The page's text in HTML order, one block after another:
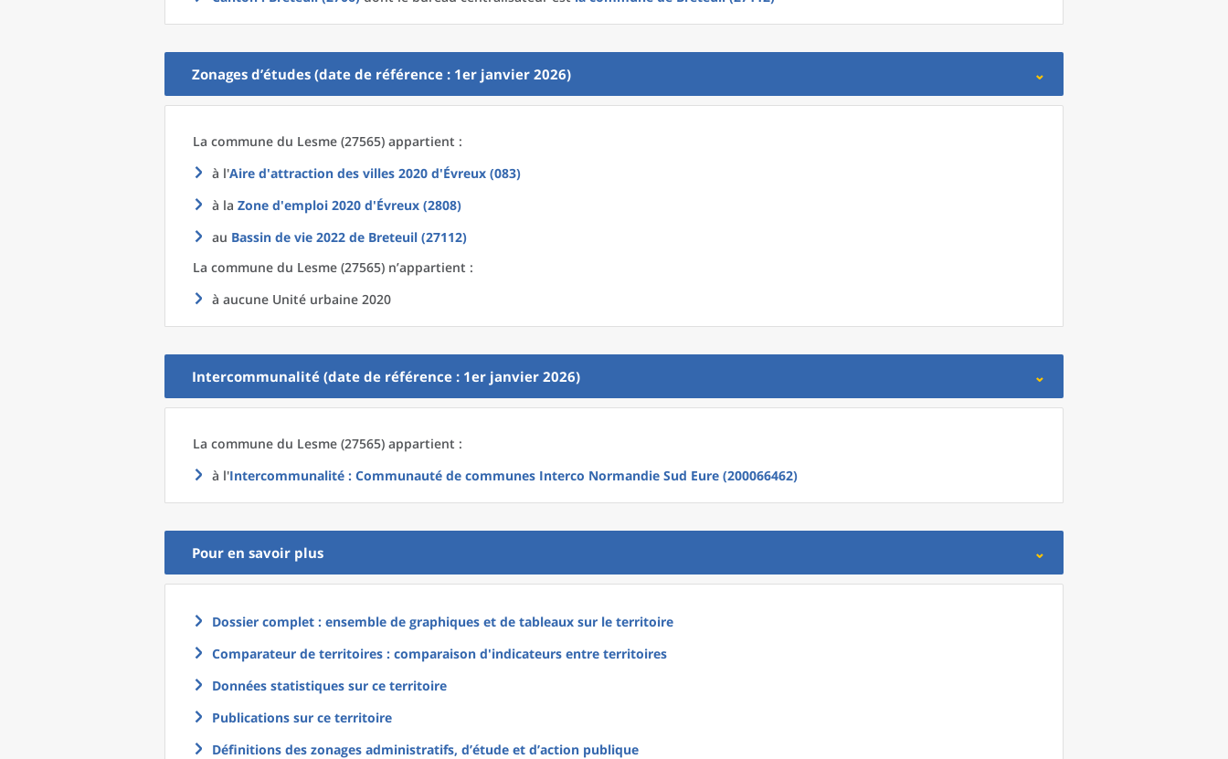
Zonages d’études (date de référence : 1er janvier 2026)
La commune du Lesme (27565) appartient :
à l'Aire d'attraction des villes 2020 d'Évreux (083)
à la Zone d'emploi 2020 d'Évreux (2808)
au Bassin de vie 2022 de Breteuil (27112)
La commune du Lesme (27565) n’appartient :
à aucune Unité urbaine 2020
Intercommunalité (date de référence : 1er janvier 2026)
La commune du Lesme (27565) appartient :
à l'Intercommunalité : Communauté de communes Interco Normandie Sud Eure (200066462)
Pour en savoir plus
Dossier complet : ensemble de graphiques et de tableaux sur le territoire
Comparateur de territoires : comparaison d'indicateurs entre territoires
Données statistiques sur ce territoire
Publications sur ce territoire
Définitions des zonages administratifs, d’étude et d’action publique